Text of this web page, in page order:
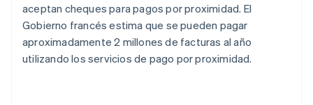
aceptan cheques para pagos por proximidad. El
Gobierno francés estima que se pueden pagar
aproximadamente 2 millones de facturas al año
utilizando los servicios de pago por proximidad.